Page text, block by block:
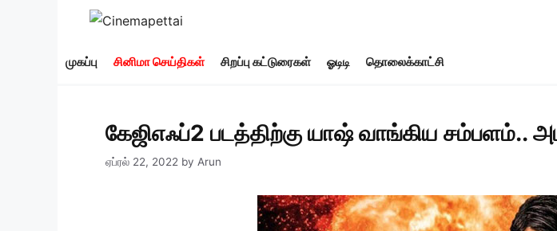
முகப்பு சினிமா செய்திகள் சிறப்பு கட்டுரைகள் ஓடிடி தொலைக்காட்சி
கேஜிஎஃப்2 படத்திற்கு யாஷ் வாங்கிய சம்பளம்..
ஏப்ரல் 22, 2022 by Arun